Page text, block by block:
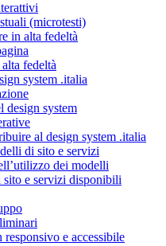
(microtesti)
in alta fedeltà
fedeltà
system .italia
design system
al design system .italia
di sito e servizi
dei modelli
e servizi disponibili
responsivo e accessibile